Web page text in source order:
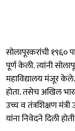
सोलापूरकरांची १९६०
पूर्ण केली. त्यांनी
महाविद्यालय मंजूर केले.
होता. तसेच अखिल
उच्च व तंत्रशिक्षण
यांना निवेदने दिली